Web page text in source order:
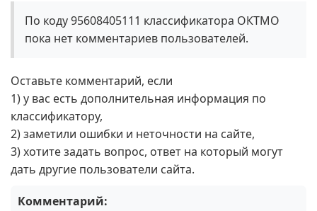
По коду 95608405111 классификатора ОКТМО
пока нет комментариев пользователей.
Оставьте комментарий, если
1) у вас есть дополнительная информация по
классификатору,
2) заметили ошибки и неточности на сайте,
3) хотите задать вопрос, ответ на который могут
дать другие пользователи сайта.
Комментарий: